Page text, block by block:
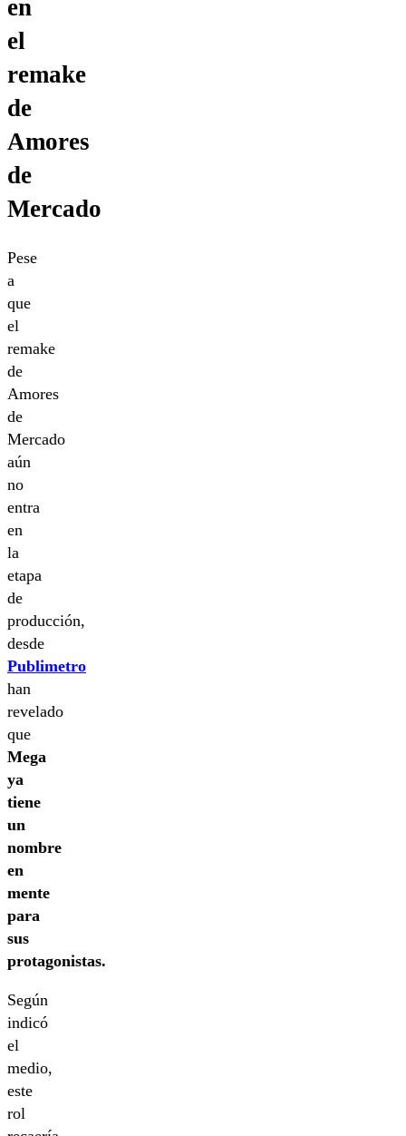
en
el
remake
de
Amores
de
Mercado
Pese
a
que
el
remake
de
Amores
de
Mercado
aún
no
entra
en
la
etapa
de
producción,
desde
Publimetro
han
revelado
que
Mega
ya
tiene
un
nombre
en
mente
para
sus
protagonistas.
Según
indicó
el
medio,
este
rol